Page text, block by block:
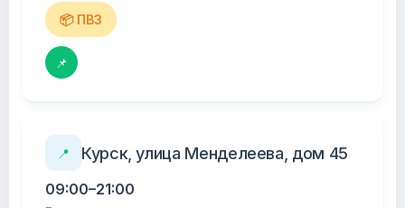
📦 ПВЗ
📌
📍 Курск, улица Менделеева, дом 45
09:00–21:00